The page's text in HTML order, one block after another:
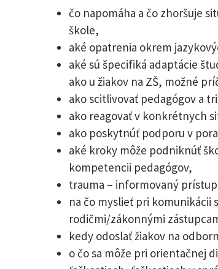
čo napomáha a čo zhoršuje
škole,
aké opatrenia okrem
aké sú špecifiká adaptácie
ako u žiakov na ZŠ, možné
ako scitlivovať pedagógov a
ako reagovať v konkrétnych
ako poskytnúť podporu v
aké kroky môže podniknúť
kompetencii pedagógov,
trauma – informovaný
na čo myslieť pri komunikácii
rodičmi/zákonnými
kedy odoslať žiakov na
o čo sa môže pri orientačnej